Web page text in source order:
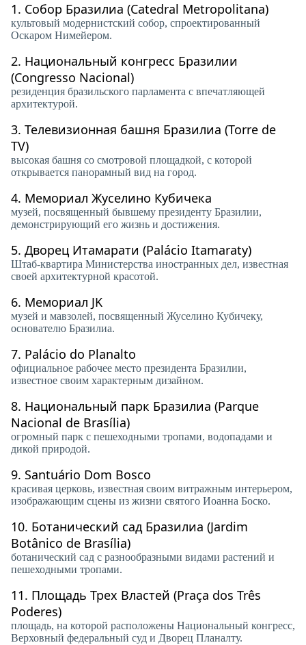
1. Собор Бразилиа (Catedral Metropolitana)
культовый модернистский собор, спроектированный
Оскаром Нимейером.
2. Национальный конгресс Бразилии
(Congresso Nacional)
резиденция бразильского парламента с впечатляющей
архитектурой.
3. Телевизионная башня Бразилиа (Torre de
TV)
высокая башня со смотровой площадкой, с которой
открывается панорамный вид на город.
4. Мемориал Жуселино Кубичека
музей, посвященный бывшему президенту Бразилии,
демонстрирующий его жизнь и достижения.
5. Дворец Итамарати (Palácio Itamaraty)
Штаб-квартира Министерства иностранных дел, известная
своей архитектурной красотой.
6. Мемориал JK
музей и мавзолей, посвященный Жуселино Кубичеку,
основателю Бразилиа.
7. Palácio do Planalto
официальное рабочее место президента Бразилии,
известное своим характерным дизайном.
8. Национальный парк Бразилиа (Parque
Nacional de Brasília)
огромный парк с пешеходными тропами, водопадами и
дикой природой.
9. Santuário Dom Bosco
красивая церковь, известная своим витражным интерьером,
изображающим сцены из жизни святого Иоанна Боско.
10. Ботанический сад Бразилиа (Jardim
Botânico de Brasília)
ботанический сад с разнообразными видами растений и
пешеходными тропами.
11. Площадь Трех Властей (Praça dos Três
Poderes)
площадь, на которой расположены Национальный конгресс,
Верховный федеральный суд и Дворец Планалту.